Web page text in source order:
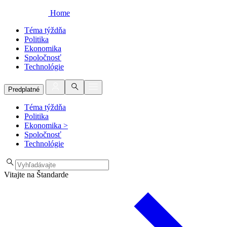
Home
Téma týždňa
Politika
Ekonomika
Spoločnosť
Technológie
Predplatné
Téma týždňa
Politika
Ekonomika >
Spoločnosť
Technológie
Vitajte na Štandarde